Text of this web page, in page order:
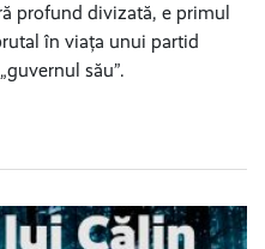
profund divizată, e primul
în viața unui partid
său”.